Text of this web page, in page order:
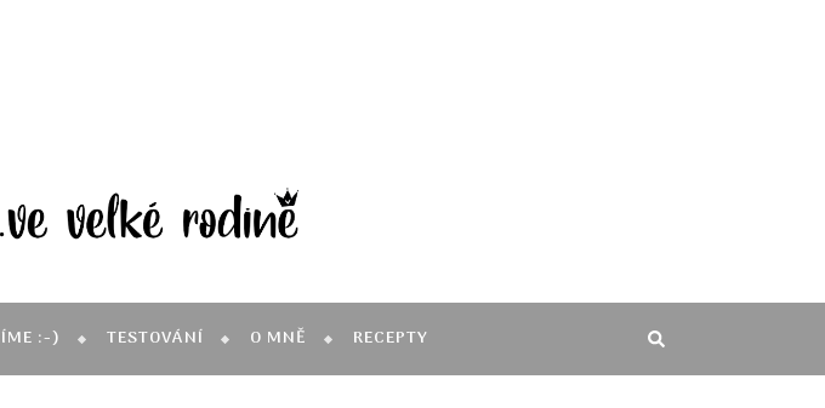
:-) TESTOVÁNÍ O MNĚ RECEPTY